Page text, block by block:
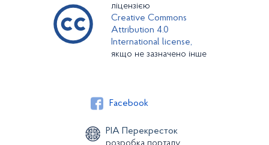
ліцензією
Creative Commons
Attribution 4.0
International license,
якщо не зазначено інше
Facebook
РІА Перекресток